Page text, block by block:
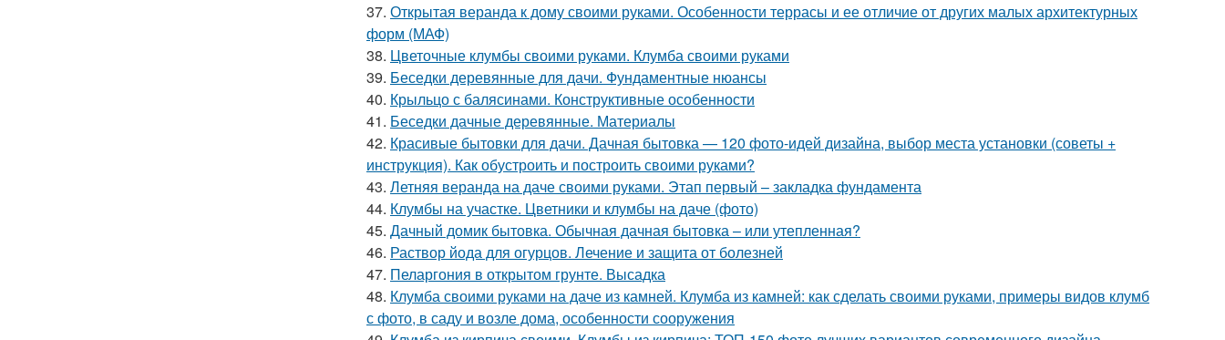
37. Открытая веранда к дому своими руками. Особенности террасы и ее отличие от других малых архитектурных
форм (МАФ)
38. Цветочные клумбы своими руками. Клумба своими руками
39. Беседки деревянные для дачи. Фундаментные нюансы
40. Крыльцо с балясинами. Конструктивные особенности
41. Беседки дачные деревянные. Материалы
42. Красивые бытовки для дачи. Дачная бытовка — 120 фото-идей дизайна, выбор места установки (советы +
инструкция). Как обустроить и построить своими руками?
43. Летняя веранда на даче своими руками. Этап первый – закладка фундамента
44. Клумбы на участке. Цветники и клумбы на даче (фото)
45. Дачный домик бытовка. Обычная дачная бытовка – или утепленная?
46. Раствор йода для огурцов. Лечение и защита от болезней
47. Пеларгония в открытом грунте. Высадка
48. Клумба своими руками на даче из камней. Клумба из камней: как сделать своими руками, примеры видов клумб
с фото, в саду и возле дома, особенности сооружения